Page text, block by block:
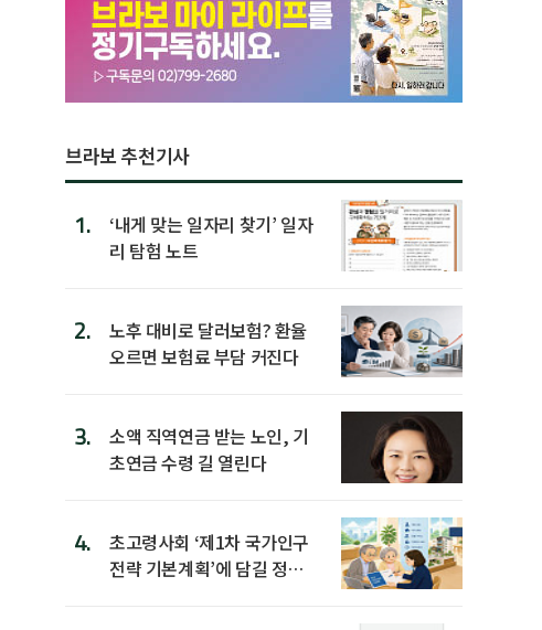
브라보 추천기사
1.
‘내게 맞는 일자리 찾기’ 일자
리 탐험 노트
2.
노후 대비로 달러보험? 환율
오르면 보험료 부담 커진다
3.
소액 직역연금 받는 노인, 기
초연금 수령 길 열린다
4.
초고령사회 ‘제1차 국가인구
전략 기본계획’에 담길 정책